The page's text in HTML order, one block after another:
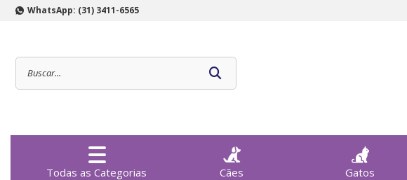
WhatsApp: (31) 3411-6565
Todas as Categorias Cães Gatos